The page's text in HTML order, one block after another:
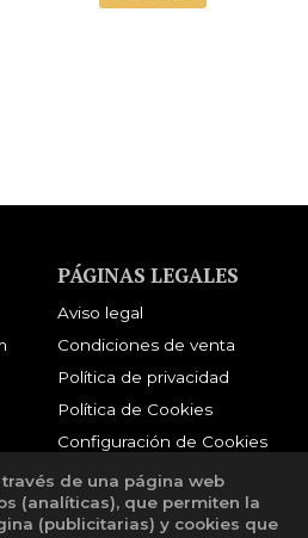
PÁGINAS LEGALES
Aviso legal
Condiciones de venta
Política de privacidad
Política de Cookies
Configuración de Cookies
de una página web
(analíticas), que permiten la
(publicitarias) y cookies que